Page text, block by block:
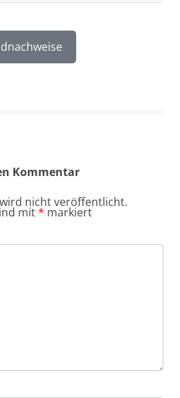
Kommentar
nicht veröffentlicht.
mit* markiert